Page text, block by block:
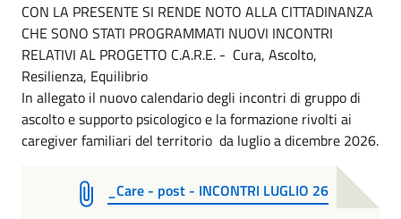
CON LA PRESENTE SI RENDE NOTO ALLA CITTADINANZA
CHE SONO STATI PROGRAMMATI NUOVI INCONTRI
RELATIVI AL PROGETTO C.A.R.E. - Cura, Ascolto,
Resilienza, Equilibrio
In allegato il nuovo calendario degli incontri di gruppo di
ascolto e supporto psicologico e la formazione rivolti ai
caregiver familiari del territorio da luglio a dicembre 2026.
_Care - post - INCONTRI LUGLIO 26